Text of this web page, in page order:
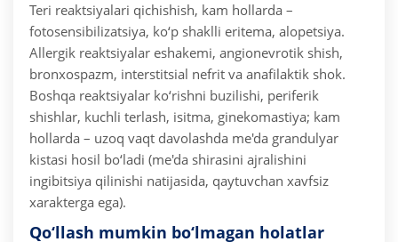
Teri reaktsiyalari qichishish, kam hollarda –
fotosensibilizatsiya, ko‘p shaklli eritema, alopetsiya.
Allergik reaktsiyalar eshakemi, angionevrotik shish,
bronxospazm, interstitsial nefrit va anafilaktik shok.
Boshqa reaktsiyalar ko‘rishni buzilishi, periferik
shishlar, kuchli terlash, isitma, ginekomastiya; kam
hollarda – uzoq vaqt davolashda me'da grandulyar
kistasi hosil bo‘ladi (me'da shirasini ajralishini
ingibitsiya qilinishi natijasida, qaytuvchan xavfsiz
xarakterga ega).
Qo‘llash mumkin bo‘lmagan holatlar